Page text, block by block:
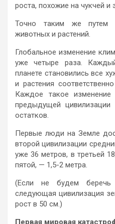
роста, похожие на чукчей и
Точно таким же путем
животных и растений.
Глобальное изменение
уже четыре раза.
планете становились все
и растения
Каждое такое
предыдущей
остатков.
Первые люди на Земле
второй цивилизации
уже 36 метров, в третьей
пятой, — 1,5-2 метра.
(Если не будем беречь
следующая цивилизация
рост в 50 см.)
Первая мировая